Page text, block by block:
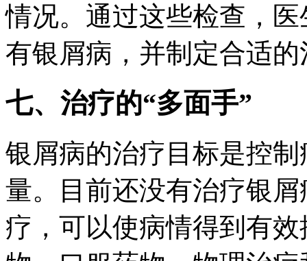
情况。通过这些检查，
有银屑病，并制定合适
七、治疗的“多面手”
银屑病的治疗目标是控
量。目前还没有治疗银
疗，可以使病情得到有